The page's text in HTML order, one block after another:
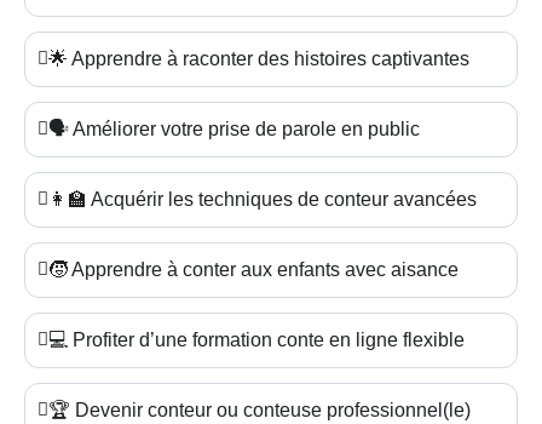
🌟 Apprendre à raconter des histoires captivantes
🗣️ Améliorer votre prise de parole en public
👩‍🏫 Acquérir les techniques de conteur avancées
🧒 Apprendre à conter aux enfants avec aisance
💻 Profiter d’une formation conte en ligne flexible
🏆 Devenir conteur ou conteuse professionnel(le)